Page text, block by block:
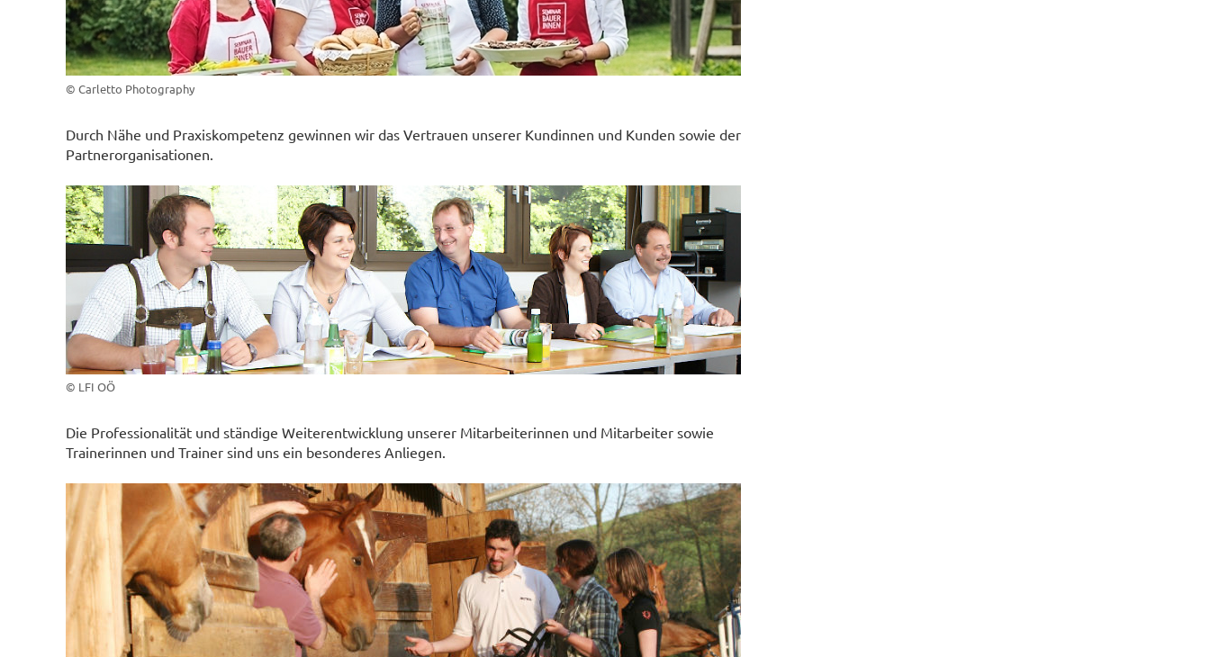
© Carletto Photography
Durch Nähe und Praxiskompetenz gewinnen wir das Vertrauen unserer Kundinnen und Kunden sowie der
Partnerorganisationen.
© LFI OÖ
Die Professionalität und ständige Weiterentwicklung unserer Mitarbeiterinnen und Mitarbeiter sowie
Trainerinnen und Trainer sind uns ein besonderes Anliegen.